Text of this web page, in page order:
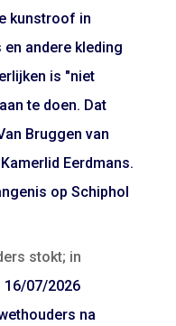
kunstroof in
andere kleding
is "niet
te doen. Dat
Bruggen van
Eerdmans.
op Schiphol
stokt; in
16/07/2026
na